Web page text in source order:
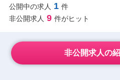
公開中の求人 1 件
非公開求人 9 件がヒット
非公開求人の